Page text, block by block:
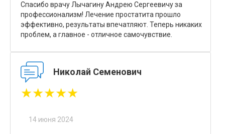
Спасибо врачу Лычагину Андрею Сергеевичу за
профессионализм! Лечение простатита прошло
эффективно, результаты впечатляют. Теперь никаких
проблем, а главное - отличное самочувствие.
Николай Семенович
★★★★★
14 июня 2024